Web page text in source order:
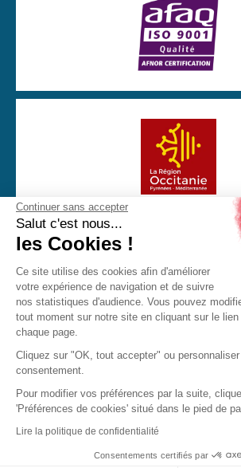
Continuer sans accepter
Salut c'est nous...
les Cookies !
Ce site utilise des cookies afin d'améliorer
votre expérience de navigation et de suivre
nos statistiques d'audience. Vous pouvez
tout moment sur notre site en cliquant sur le
chaque page.
Cliquez sur "OK, tout accepter" ou
consentement.
Pour modifier vos préférences par la suite,
'Préférences de cookies' situé dans le pied de
Lire la politique de confidentialité
Consentements certifiés par
JPO Brochure
Avec la participation financière de la
CGU Mentions Légales
Politique
Cookies
Made with love by Visions Nouvelles